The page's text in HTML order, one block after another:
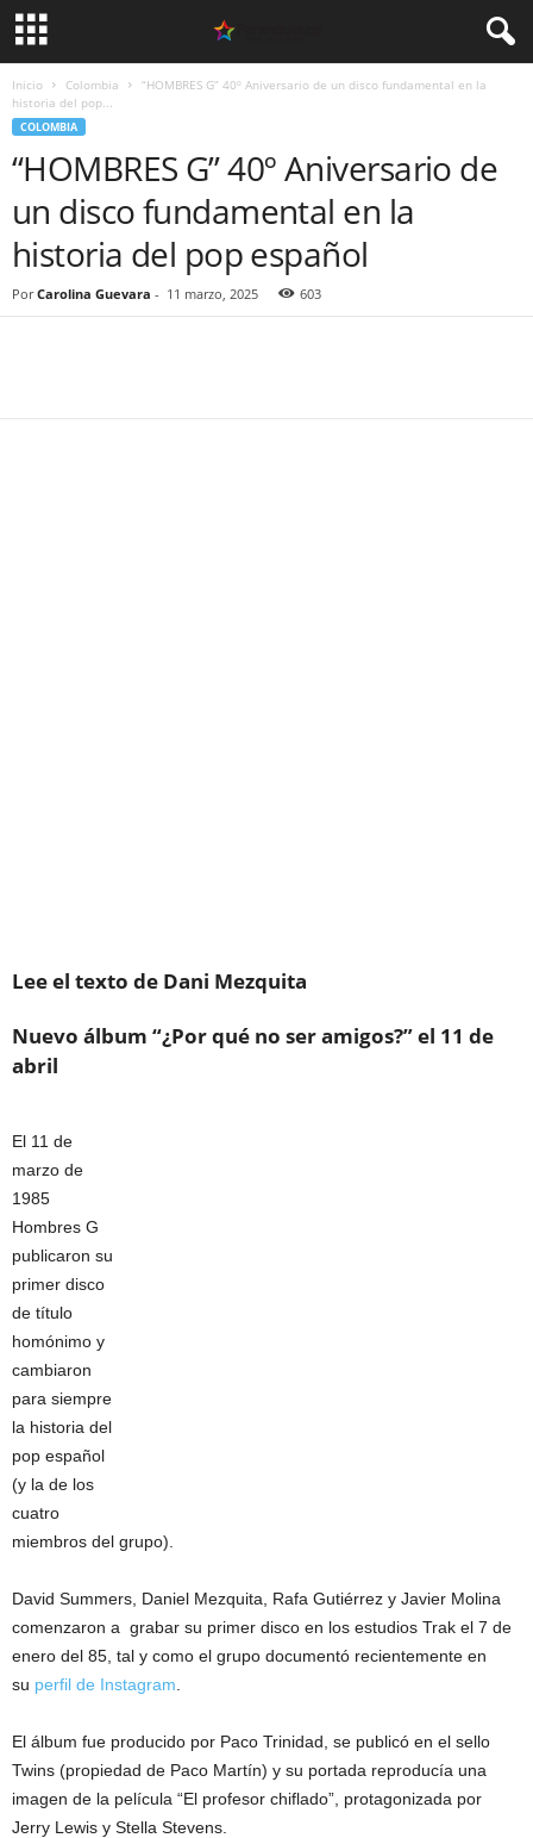
Inicio Colombia
“HOMBRES G” 40º Aniversario de un disco fundamental en la
historia del pop...
COLOMBIA
“HOMBRES G” 40º Aniversario de
un disco fundamental en la
historia del pop español
Por Carolina Guevara - 11 marzo, 2025 603
Lee el texto de Dani Mezquita
Nuevo álbum “¿Por qué no ser amigos?” el 11 de
abril
El 11 de
marzo de
1985
Hombres G
publicaron su
primer disco
de título
homónimo y
cambiaron
para siempre
la historia del
pop español
(y la de los
cuatro
miembros del grupo).
David Summers, Daniel Mezquita, Rafa Gutiérrez y Javier Molina
comenzaron a grabar su primer disco en los estudios Trak el 7 de
enero del 85, tal y como el grupo documentó recientemente en
su perfil de Instagram
El álbum fue producido por Paco Trinidad, se publicó en el sello
Twins (propiedad de Paco Martín) y su portada reproducía una
imagen de la película “El profesor chiflado”, protagonizada por
Jerry Lewis y Stella Stevens.